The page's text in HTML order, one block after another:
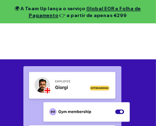
🌍 A Team Up lança o serviço Global EOR e Folha de
Pagamento 👉 a partir de apenas €299